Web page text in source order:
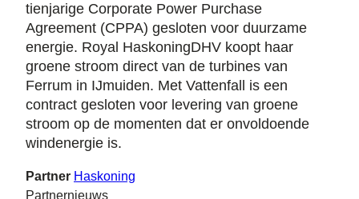
tienjarige Corporate Power Purchase
Agreement (CPPA) gesloten voor duurzame
energie. Royal HaskoningDHV koopt haar
groene stroom direct van de turbines van
Ferrum in IJmuiden. Met Vattenfall is een
contract gesloten voor levering van groene
stroom op de momenten dat er onvoldoende
windenergie is.
Partner Haskoning
Partnernieuws